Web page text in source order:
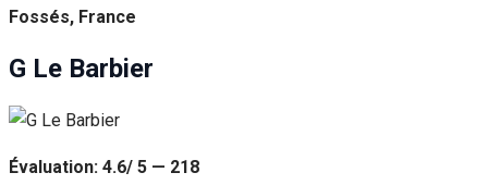
Fossés, France
G Le Barbier
Évaluation: 4.6/ 5 — 218